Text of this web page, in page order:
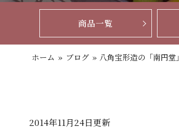
商品一覧
ホーム » ブログ » 八角宝形造の「南円堂」
2014年11月24日更新